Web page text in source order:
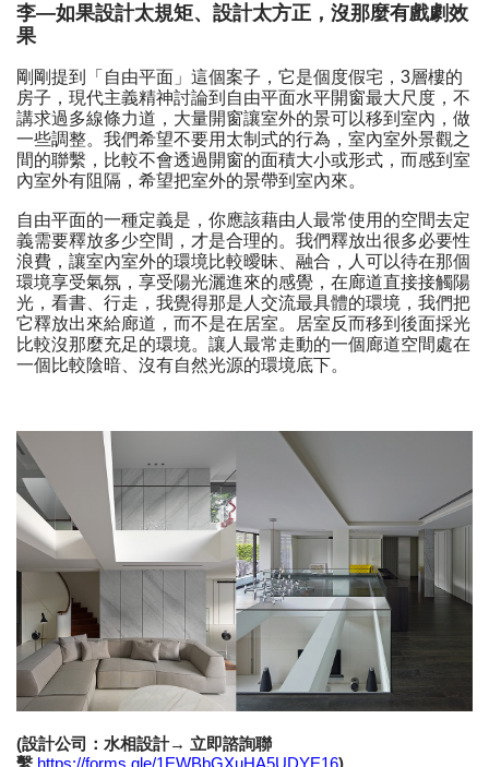
李—如果設計太規矩、設計太方正，沒那麼有戲劇效
果
剛剛提到「自由平面」這個案子，它是個度假宅，3層樓的
房子，現代主義精神討論到自由平面水平開窗最大尺度，不
講求過多線條力道，大量開窗讓室外的景可以移到室內，做
一些調整。我們希望不要用太制式的行為，室內室外景觀之
間的聯繫，比較不會透過開窗的面積大小或形式，而感到室
內室外有阻隔，希望把室外的景帶到室內來。
自由平面的一種定義是，你應該藉由人最常使用的空間去定
義需要釋放多少空間，才是合理的。我們釋放出很多必要性
浪費，讓室內室外的環境比較曖昧、融合，人可以待在那個
環境享受氣氛，享受陽光灑進來的感覺，在廊道直接接觸陽
光，看書、行走，我覺得那是人交流最具體的環境，我們把
它釋放出來給廊道，而不是在居室。居室反而移到後面採光
比較沒那麼充足的環境。讓人最常走動的一個廊道空間處在
一個比較陰暗、沒有自然光源的環境底下。
(設計公司：水相設計→ 立即諮詢聯
繫 https://forms.gle/1EWBbGXuHA5UDYE16)